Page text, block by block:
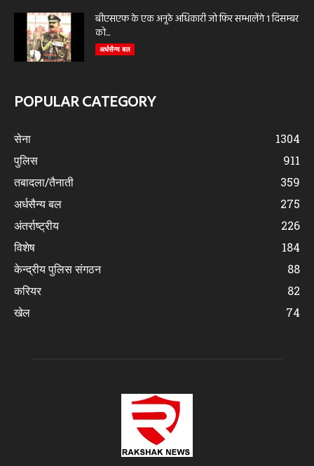
बीएसएफ के एक अनूठे अधिकारी जो फिर सम्भालेंगे 1 दिसम्बर
को...
अर्धसैन्य बल
POPULAR CATEGORY
सेना
1304
पुलिस
911
तबादला/तैनाती
359
अर्धसैन्य बल
275
अंतर्राष्ट्रीय
226
विशेष
184
केन्द्रीय पुलिस संगठन
88
करियर
82
खेल
74